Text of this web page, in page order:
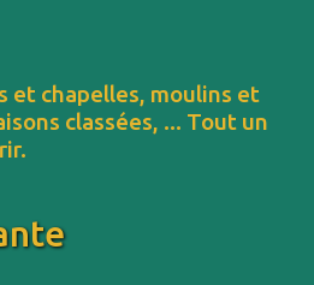
et chapelles, moulins et
classées, ... Tout un